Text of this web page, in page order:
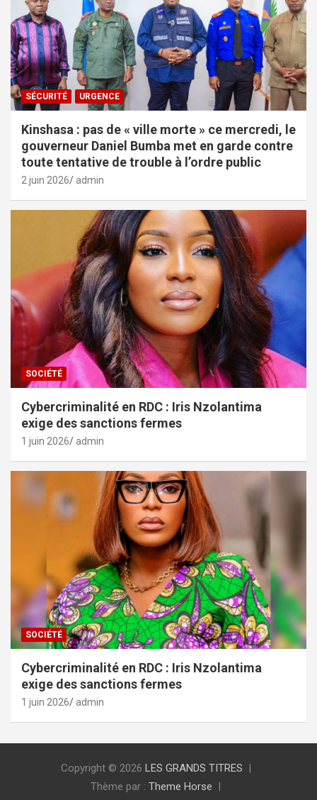
SÉCURITÉ URGENCE
Kinshasa : pas de « ville morte » ce mercredi, le
gouverneur Daniel Bumba met en garde contre
toute tentative de trouble à l’ordre public
2 juin 2026 admin
SOCIÉTÉ
Cybercriminalité en RDC : Iris Nzolantima
exige des sanctions fermes
1 juin 2026 admin
SOCIÉTÉ
Cybercriminalité en RDC : Iris Nzolantima
exige des sanctions fermes
1 juin 2026 admin
Copyright © 2026 LES GRANDS TITRES
Thème par : Theme Horse